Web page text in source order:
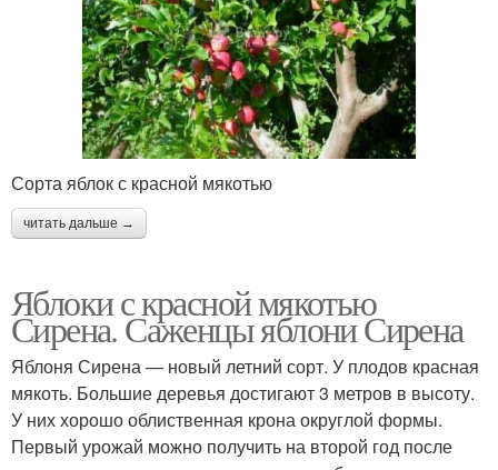
Сорта яблок с красной мякотью
читать дальше →
Яблоки с красной мякотью
Сирена. Саженцы яблони Сирена
Яблоня Сирена — новый летний сорт. У плодов красная
мякоть. Большие деревья достигают 3 метров в высоту.
У них хорошо облиственная крона округлой формы.
Первый урожай можно получить на второй год после